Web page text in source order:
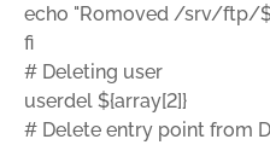
echo "Romoved /srv/ftp/
fi
# Deleting user
userdel ${array[2]}
# Delete entry point from